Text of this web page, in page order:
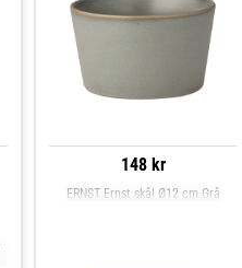
148 kr
ERNST Ernst skål Ø12 cm Grå